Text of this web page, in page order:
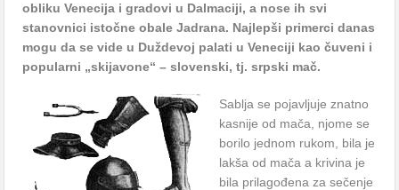
obliku Venecija i gradovi u Dalmaciji, a nose ih svi
stanovnici istočne obale Jadrana. Najlepši primerci danas
mogu da se vide u Duždevoj palati u Veneciji kao čuveni i
popularni „skijavone“ – slovenski, tj. srpski mač.
Sablja se pojavljuje znatno
kasnije od mača, njome se
borilo jednom rukom, bila je
lakša od mača a krivina je
bila prilagođena za sečenje